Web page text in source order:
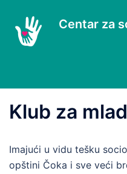
content
Centar za
Klub za
Imajući u vidu tešku
opštini Čoka i sve veći